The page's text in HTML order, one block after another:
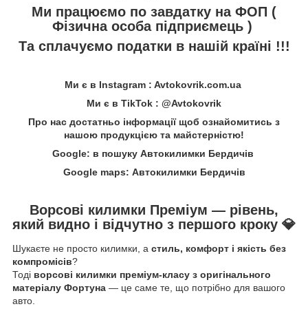
Ми працюємо по завдатку на ФОП (
Фізична особа підприємець )
Та сплачуємо податки в нашій країні !!!
Ми є в Instagram : Avtokovrik.com.ua
Ми є в TikTok : @Avtokovrik
Про нас достатньо інформації щоб ознайомитись з
нашою продукцією та майстерністю!
Google: в пошуку Автокилимки Бердичів
Google maps: Автокилимки Бердичів
Ворсові килимки Преміум — рівень,
який видно і відчутно з першого кроку 💎
Шукаєте не просто килимки, а стиль, комфорт і якість без
компромісів?
Тоді ворсові килимки преміум-класу з оригінального
матеріалу Фортуна — це саме те, що потрібно для вашого
авто.